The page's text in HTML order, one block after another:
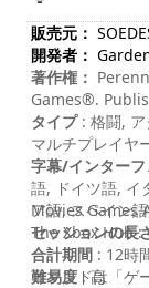
販売元：
開発者：
著作権：
Games®.
DH, Hoogvliet.
Gardenfiend
タイプ: 格闘, ア
マルチプレイヤ
字幕/インターフ
語, ドイツ語, イ
ア語, スペイン
セッションの長
合計期間 : 12時
難易度 : 高
Movies Games
The Xbox Hub :
コマンドは「ゲ